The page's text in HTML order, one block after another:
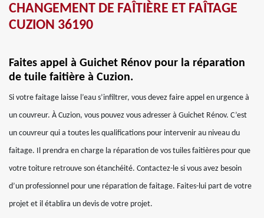
CHANGEMENT DE FAÎTIÈRE ET FAÎTAGE
CUZION 36190
Faites appel à Guichet Rénov pour la réparation
de tuile faitière à Cuzion.
Si votre faitage laisse l’eau s’infiltrer, vous devez faire appel en urgence à
un couvreur. À Cuzion, vous pouvez vous adresser à Guichet Rénov. C’est
un couvreur qui a toutes les qualifications pour intervenir au niveau du
faitage. Il prendra en charge la réparation de vos tuiles faitières pour que
votre toiture retrouve son étanchéité. Contactez-le si vous avez besoin
d’un professionnel pour une réparation de faitage. Faites-lui part de votre
projet et il établira un devis de votre projet.